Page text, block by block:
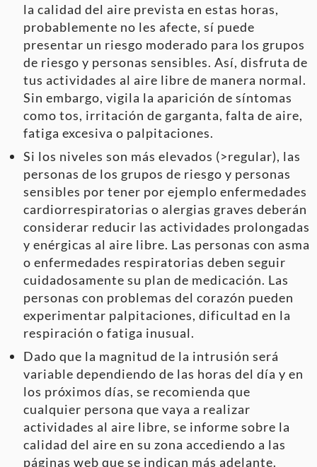
la calidad del aire prevista en estas horas,
probablemente no les afecte, sí puede
presentar un riesgo moderado para los grupos
de riesgo y personas sensibles. Así, disfruta de
tus actividades al aire libre de manera normal.
Sin embargo, vigila la aparición de síntomas
como tos, irritación de garganta, falta de aire,
fatiga excesiva o palpitaciones.
Si los niveles son más elevados (>regular), las
personas de los grupos de riesgo y personas
sensibles por tener por ejemplo enfermedades
cardiorrespiratorias o alergias graves deberán
considerar reducir las actividades prolongadas
y enérgicas al aire libre. Las personas con asma
o enfermedades respiratorias deben seguir
cuidadosamente su plan de medicación. Las
personas con problemas del corazón pueden
experimentar palpitaciones, dificultad en la
respiración o fatiga inusual.
Dado que la magnitud de la intrusión será
variable dependiendo de las horas del día y en
los próximos días, se recomienda que
cualquier persona que vaya a realizar
actividades al aire libre, se informe sobre la
calidad del aire en su zona accediendo a las
páginas web que se indican más adelante.